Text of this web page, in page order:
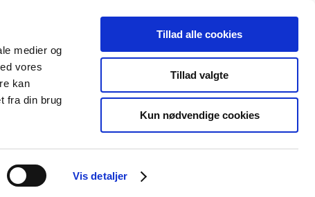
medier og
vores
kan
fra din brug
Vis detaljer
Tillad alle cookies
Tillad valgte
Kun nødvendige cookies
Udgivelser
Særlige
produktområder